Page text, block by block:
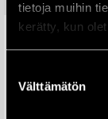
tietoja muihin
kerätty, kun
valinta
Välttämätön